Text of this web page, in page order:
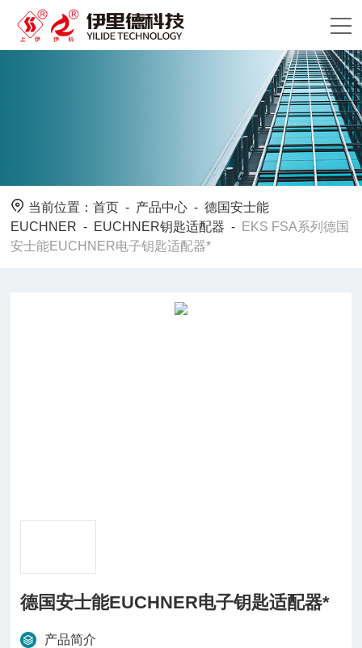
当前位置：首页 - 产品中心 -德国安士能
EUCHNER - EUCHNER钥匙适配器 -
EKS FSA系列德国
安士能EUCHNER电子钥匙适配器*
德国安士能EUCHNER电子钥匙适配器*
产品简介